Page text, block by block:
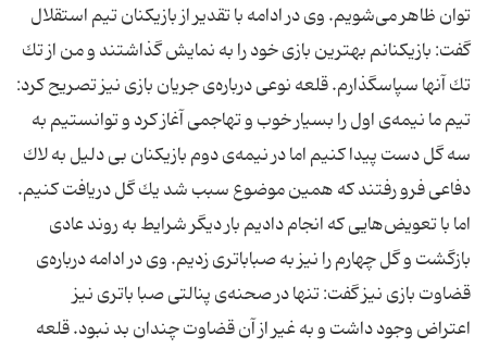
توان ظاهر می‌شویم. وی در ادامه با تقدیر از بازیكنان تیم استقلال
گفت: بازیكنانم بهترین بازی خود را به نمایش گذاشتند و من از تك
تك آنها سپاسگذارم. قلعه نوعی درباره‌ی جریان بازی نیز تصریح كرد:
تیم ما نیمه‌ی اول را بسیار خوب و تهاجمی آغاز كرد و توانستیم به
سه گل دست پیدا كنیم اما در نیمه‌ی دوم بازیكنان بی دلیل به لاك
دفاعی فرو رفتند كه همین موضوع سبب شد یك گل دریافت كنیم.
اما با تعویض‌هایی كه انجام دادیم بار دیگر شرایط به روند عادی
بازگشت و گل چهارم را نیز به صباباتری زدیم. وی در ادامه درباره‌ی
قضاوت بازی نیز گفت: تنها در صحنه‌ی پنالتی صبا باتری نیز
اعتراض وجود داشت و به غیر از آن قضاوت چندان بد نبود. قلعه